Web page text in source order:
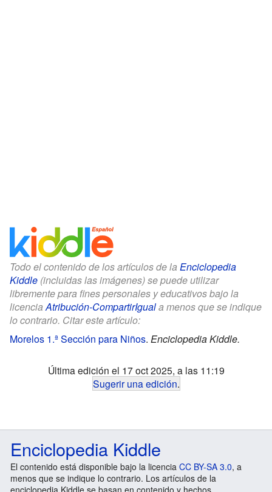
Todo el contenido de los artículos de la Enciclopedia
Kiddle (incluidas las imágenes) se puede utilizar
libremente para fines personales y educativos bajo la
licencia Atribución-CompartirIguala menos que se indique
lo contrario. Citar este artículo:
Morelos 1.ª Sección para Niños. Enciclopedia Kiddle.
Última edición el 17 oct 2025, a las 11:19
Sugerir una edición.
Enciclopedia Kiddle
El contenido está disponible bajo la licencia CC BY-SA 3.0, a
menos que se indique lo contrario. Los artículos de la
enciclopedia Kiddle se basan en contenido y hechos